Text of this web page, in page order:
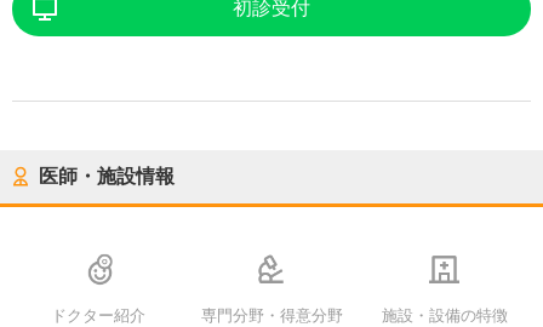
初診受付
医師・施設情報
ドクター紹介 専門分野・得意分野 施設・設備の特徴